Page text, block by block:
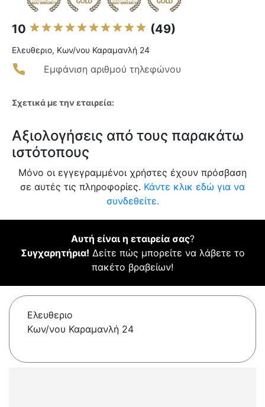
10 (49)
Ελευθεριο, Κων/νου Καραμανλή 24
Εμφάνιση αριθμού τηλεφώνου
Σχετικά με την εταιρεία:
Αξιολογήσεις από τους παρακάτω
ιστότοπους
Μόνο οι εγγεγραμμένοι χρήστες έχουν πρόσβαση
σε αυτές τις πληροφορίες. Κάντε κλικ εδώ για να
συνδεθείτε.
Αυτή είναι η εταιρεία σας?
Συγχαρητήρια! Δείτε πώς μπορείτε να λάβετε το
πακέτο βραβείων!
Ελευθεριο
Κων/νου Καραμανλή 24